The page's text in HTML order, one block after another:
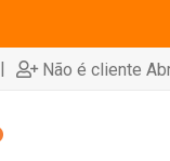
| Não é cliente